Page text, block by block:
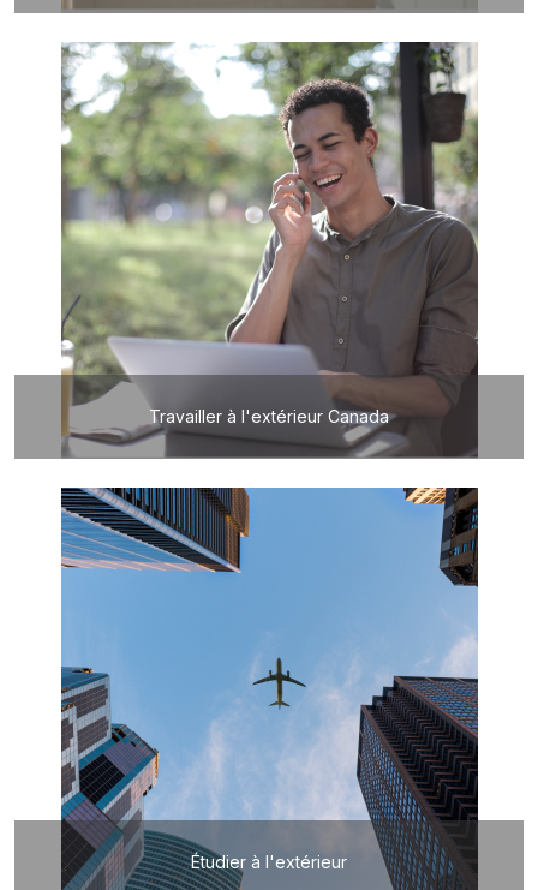
Travailler à l'extérieur Canada
Étudier à l'extérieur